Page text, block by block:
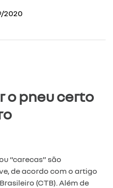
2020
o pneu certo
“carecas” são
de acordo com o artigo
(CTB). Além de